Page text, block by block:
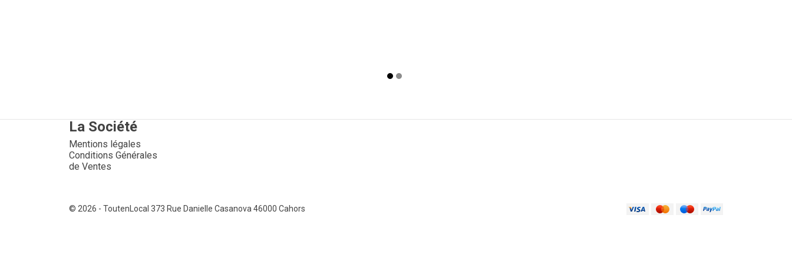
La Société
Mentions légales
Conditions Générales
de Ventes
© 2026 - ToutenLocal 373 Rue Danielle Casanova 46000 Cahors